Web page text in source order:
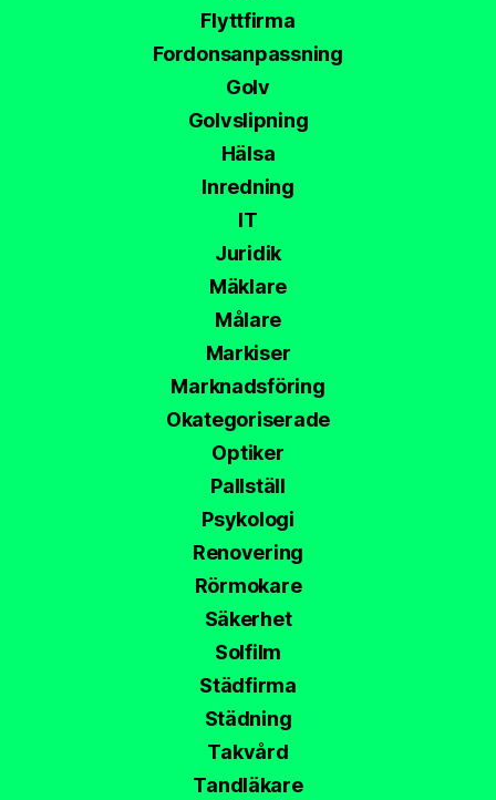
Flyttfirma
Fordonsanpassning
Golv
Golvslipning
Hälsa
Inredning
IT
Juridik
Mäklare
Målare
Markiser
Marknadsföring
Okategoriserade
Optiker
Pallställ
Psykologi
Renovering
Rörmokare
Säkerhet
Solfilm
Städfirma
Städning
Takvård
Tandläkare